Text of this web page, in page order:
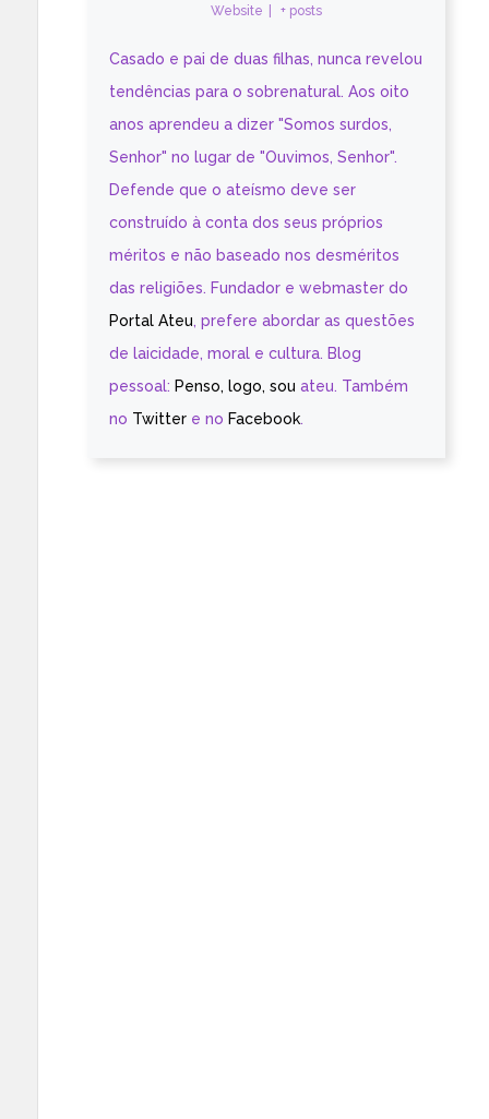
Website + posts
Casado e pai de duas filhas, nunca revelou
tendências para o sobrenatural. Aos oito
anos aprendeu a dizer "Somos surdos,
Senhor" no lugar de "Ouvimos, Senhor".
Defende que o ateísmo deve ser
construído à conta dos seus próprios
méritos e não baseado nos desméritos
das religiões. Fundador e webmaster do
Portal Ateu, prefere abordar as questões
de laicidade, moral e cultura. Blog
pessoal: Penso, logo, sou ateu. Também
no Twitter e no Facebook.